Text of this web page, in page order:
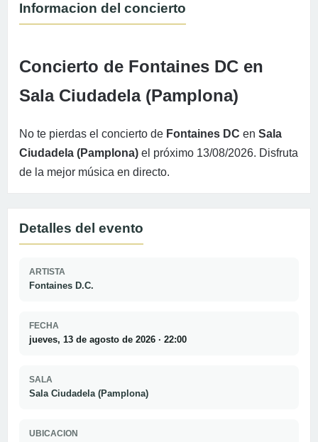
Informacion del concierto
Concierto de Fontaines DC en
Sala Ciudadela (Pamplona)
No te pierdas el concierto de Fontaines DC en Sala
Ciudadela (Pamplona) el próximo 13/08/2026. Disfruta
de la mejor música en directo.
Detalles del evento
ARTISTA
Fontaines D.C.
FECHA
jueves, 13 de agosto de 2026 · 22:00
SALA
Sala Ciudadela (Pamplona)
UBICACION